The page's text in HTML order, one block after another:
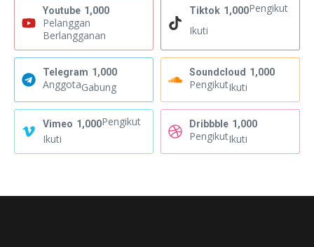
Youtube 1,000
Pelanggan
Berlangganan
Tiktok 1,000Pengikut
Ikuti
Telegram 1,000
AnggotaGabung
Soundcloud 1,000
PengikutIkuti
Vimeo 1,000Pengikut
Ikuti
Dribbble 1,000
PengikutIkuti